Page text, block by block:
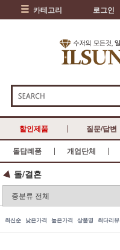
카테고리 로그인
할인제품 질문/답변
돌답례품 개업단체
돌/결혼
최신순 낮은가격 높은가격 상품명 최다리뷰